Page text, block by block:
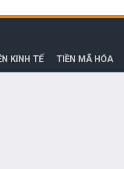
KINH TẾ TIỀN MÃ HÓA